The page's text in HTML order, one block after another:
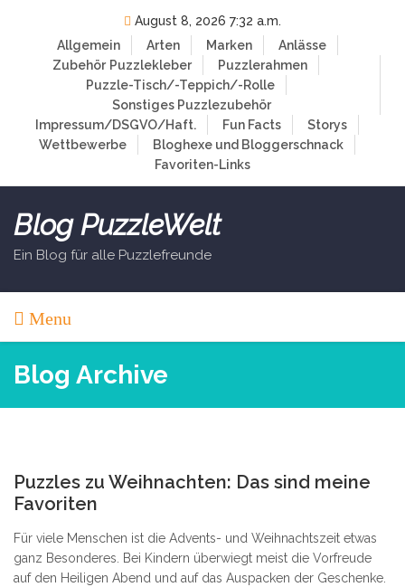
August 8, 2026 7:32 a.m.
Allgemein
Arten Marken
Anlässe
Zubehör Puzzlekleber
Puzzlerahmen
Puzzle-Tisch/-Teppich/-Rolle
Sonstiges Puzzlezubehör
Impressum/DSGVO/Haft.
Fun Facts
Storys
Wettbewerbe
Bloghexe und Bloggerschnack
Favoriten-Links
Blog PuzzleWelt
Ein Blog für alle Puzzlefreunde
Menu
Blog Archive
Puzzles zu Weihnachten: Das sind meine
Favoriten
Für viele Menschen ist die Advents- und Weihnachtszeit etwas
ganz Besonderes. Bei Kindern überwiegt meist die Vorfreude
auf den Heiligen Abend und auf das Auspacken der Geschenke.